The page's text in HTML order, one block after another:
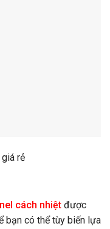
rẻ
cách nhiệt được
bạn có thể tùy biến lựa